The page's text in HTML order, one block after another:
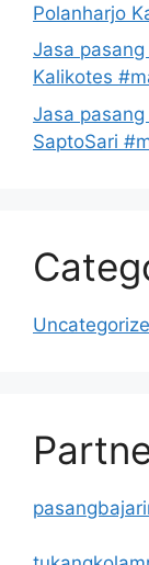
Polanharjo
Jasa
Kalikotes
Jasa
SaptoSari